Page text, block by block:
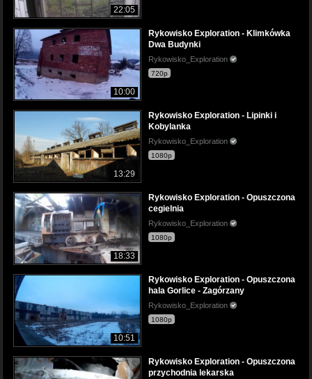
22:05
10:00
Rykowisko Exploration - Klimkówka
Dwa Budynki
Rykowisko_Exploration
720p
13:29
Rykowisko Exploration - Lipinki i
Kobylanka
Rykowisko_Exploration
1080p
18:33
Rykowisko Exploration - Opuszczona
cegielnia
Rykowisko_Exploration
1080p
10:51
Rykowisko Exploration - Opuszczona
hala Gorlice - Zagórzany
Rykowisko_Exploration
1080p
Rykowisko Exploration - Opuszczona
przychodnia lekarska